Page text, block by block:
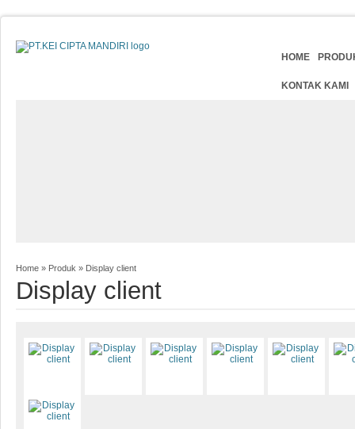
HOME
KONTAK KAMI
Home » Produk » Display client
Display client